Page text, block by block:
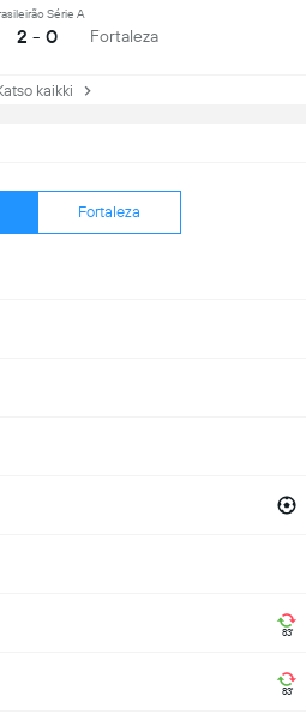
Fortaleza
83'
83'
Série A
2 - 0 Fortaleza
kaikki